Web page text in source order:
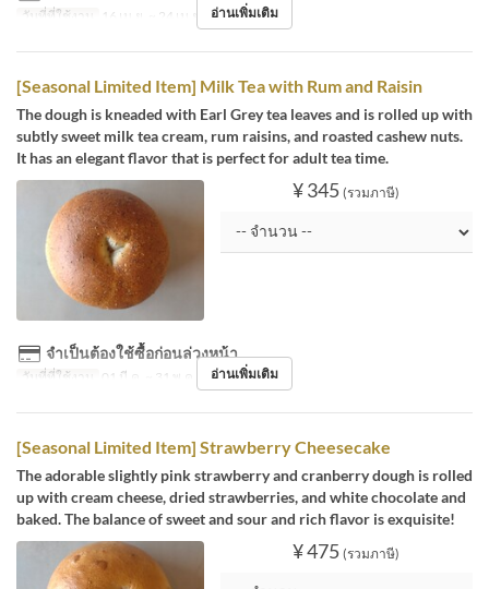
วันที่ที่ใช้งาน 16 เม.ย. ~ 24 เม.ย. อ่านเพิ่มเติม
[Seasonal Limited Item] Milk Tea with Rum and Raisin
The dough is kneaded with Earl Grey tea leaves and is rolled up with
subtly sweet milk tea cream, rum raisins, and roasted cashew nuts.
It has an elegant flavor that is perfect for adult tea time.
¥ 345 (รวมภาษี)
จำเป็นต้องใช้ซื้อก่อนล่วงหน้า
วันที่ที่ใช้งาน 01 มี.ค. ~ 31 พ.ค. อ่านเพิ่มเติม
[Seasonal Limited Item] Strawberry Cheesecake
The adorable slightly pink strawberry and cranberry dough is rolled
up with cream cheese, dried strawberries, and white chocolate and
baked. The balance of sweet and sour and rich flavor is exquisite!
¥ 475 (รวมภาษี)